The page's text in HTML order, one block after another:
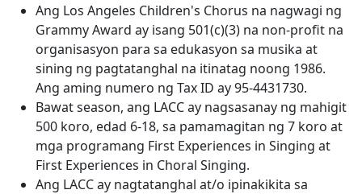
Ang Los Angeles Children's Chorus na nagwagi ng
Grammy Award ay isang 501(c)(3) na non-profit na
organisasyon para sa edukasyon sa musika at
sining ng pagtatanghal na itinatag noong 1986.
Ang aming numero ng Tax ID ay 95-4431730.
Bawat season, ang LACC ay nagsasanay ng mahigit
500 koro, edad 6-18, sa pamamagitan ng 7 koro at
mga programang First Experiences in Singing at
First Experiences in Choral Singing.
Ang LACC ay nagtatanghal at/o ipinakikita sa